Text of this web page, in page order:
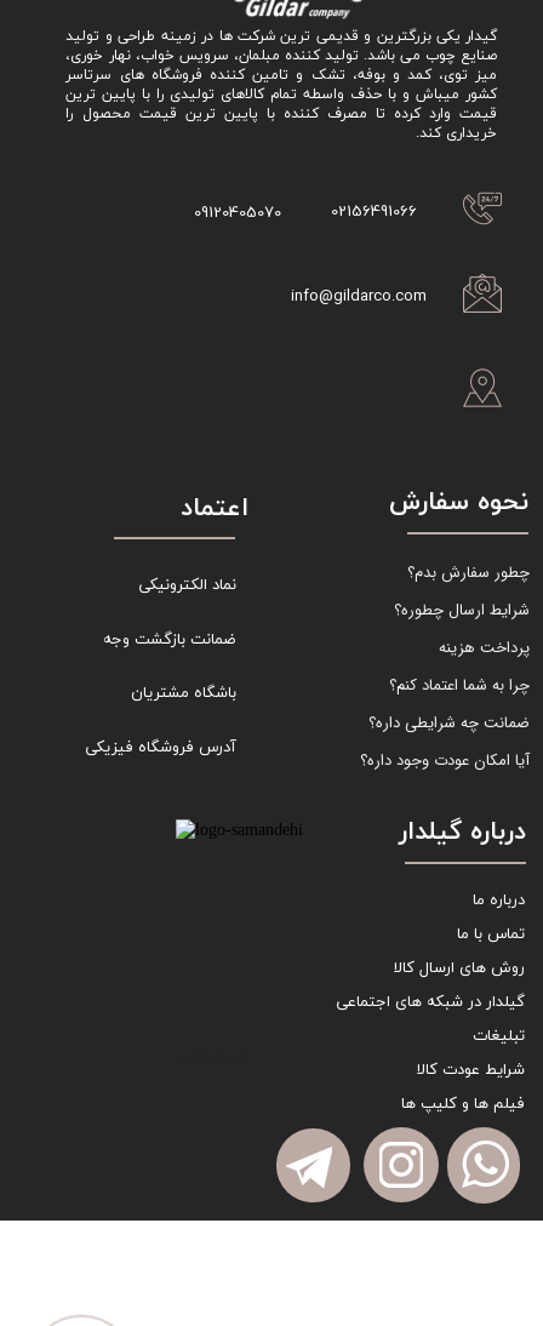
گیدار یکی بزرگترین و قدیمی ترین شرکت ها در زمینه طراحی و تولید
صنایع چوب می باشد. تولید کننده مبلمان، سرویس خواب، نهار خوری،
میز توی، کمد و بوفه، تشک و تامین کننده فروشگاه های سرتاسر
کشور میباش و با حذف واسطه تمام کالاهای تولیدی را با پایین ترین
قیمت وارد کرده تا مصرف کننده با پایین ترین قیمت محصول را
خریداری کند.
02156491066
09120405070
info@gildarco.com
نحوه سفارش
چطور سفارش بدم؟
شرایط ارسال چطوره؟
پرداخت هزینه
چرا به شما اعتماد کنم؟
ضمانت چه شرایطی داره؟
آیا امکان عودت وجود داره؟
اعتماد
نماد الکترونیکی
ضمانت بازگشت وجه
باشگاه مشتریان
آدرس فروشگاه فیزیکی
درباره گیلدار
درباره ما
تماس با ما
روش های ارسال کالا
گیلدار در شبکه های اجتماعی
تبلیغات
شرایط عودت کالا
فیلم ها و کلیپ ها